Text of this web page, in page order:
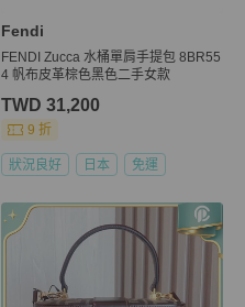
Fendi
FENDI Zucca 水桶單肩手提包 8BR55
4 帆布皮革棕色黑色二手女款
TWD 31,200
9 折
狀況良好 日本 免運